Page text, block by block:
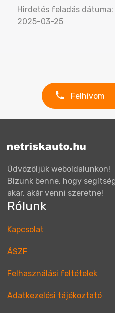
Hirdetés feladás dátuma:
2025-03-25
Felhívom
Üdvözöljük weboldalunkon!
Bízunk benne, hogy
akar, akár venni szeretne!
Rólunk
Kapcsolat
ÁSZF
Felhasználási feltételek
Adatkezelési tájékoztató